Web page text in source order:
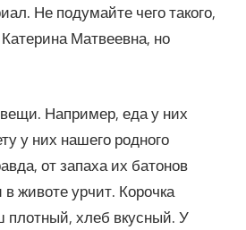
Не подумайте чего такого,
Матвеевна, но
Например, еда у них
у них нашего родного
от запаха их батонов
в животе урчит. Корочка
хлеб вкусный. У